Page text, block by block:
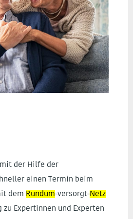
der Hilfe der
einen Termin beim
dem Rundum-versorgt-Netz
zu Expertinnen und Experten